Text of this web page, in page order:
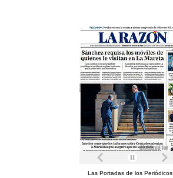
Las Portadas de los Periódicos